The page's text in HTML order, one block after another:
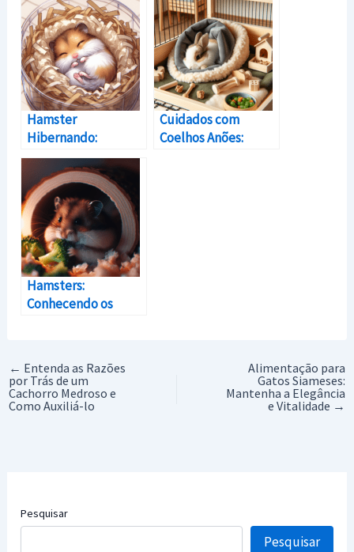
Hamster
Hibernando:
Aprenda a
Identificar Quando
Isso Ocorre
Cuidados com
Coelhos Anões:
Hamsters:
Conhecendo os
← Entenda as Razões
por Trás de um
Cachorro Medroso e
Como Auxiliá-lo
Alimentação para
Gatos Siameses:
Mantenha a Elegância
e Vitalidade →
Pesquisar
Pesquisar